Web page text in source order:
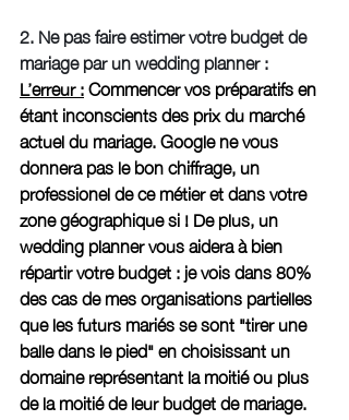
2. Ne pas faire estimer votre budget de
mariage par un wedding planner :
L’erreur : Commencer vos préparatifs en
étant inconscients des prix du marché
actuel du mariage. Google ne vous
donnera pas le bon chiffrage, un
professionel de ce métier et dans votre
zone géographique si ! De plus, un
wedding planner vous aidera à bien
répartir votre budget : je vois dans 80%
des cas de mes organisations partielles
que les futurs mariés se sont "tirer une
balle dans le pied" en choisissant un
domaine représentant la moitié ou plus
de la moitié de leur budget de mariage.